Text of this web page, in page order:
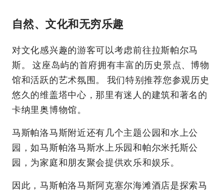
自然、文化和无穷乐趣
对文化感兴趣的游客可以考虑前往拉斯帕尔马
斯。 这座岛屿的首府拥有丰富的历史景点、博物
馆和活跃的艺术氛围。 我们特别推荐您参观历史
悠久的维盖塔中心，那里有迷人的建筑和著名的
卡纳里奥博物馆。
马斯帕洛马斯附近还有几个主题公园和水上公
园，如马斯帕洛马斯水上乐园和帕尔米托斯公
园，为家庭和朋友聚会提供欢乐和娱乐。
因此，马斯帕洛马斯阿克塞尔海滩酒店是探索马